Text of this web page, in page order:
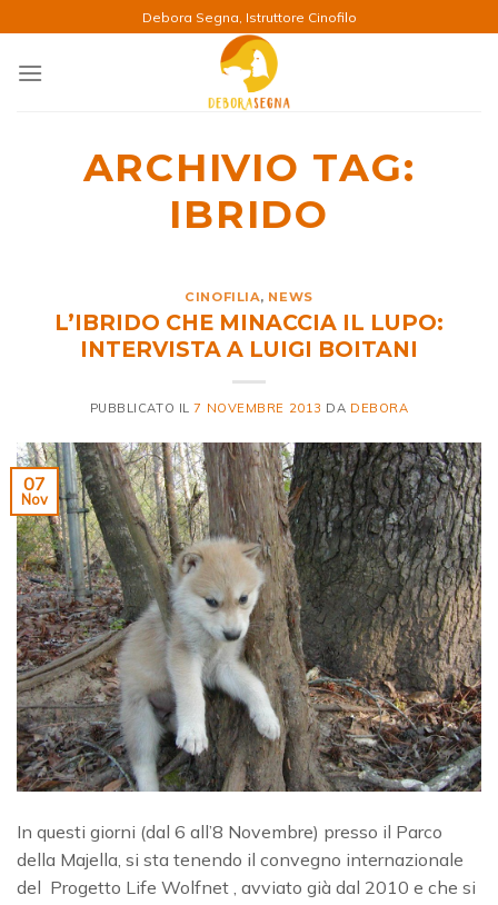
ai
contenuti
Debora Segna, Istruttore Cinofilo
ARCHIVIO TAG:
IBRIDO
CINOFILIA, NEWS
L’IBRIDO CHE MINACCIA IL LUPO:
INTERVISTA A LUIGI BOITANI
PUBBLICATO IL7 NOVEMBRE 2013 DA DEBORA
07
Nov
In questi giorni (dal 6 all’8 Novembre) presso il Parco
della Majella, si sta tenendo il convegno internazionale
del Progetto Life Wolfnet , avviato già dal 2010 e che si